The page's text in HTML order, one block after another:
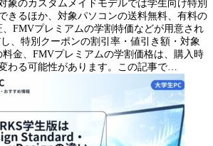
象のカスタムメイドモデルでは学生向け特別
きるほか、対象パソコンの送料無料、有料の
、FMVプレミアムの学割特価などが用意され
、特別クーポンの割引率・値引き額・対象
料金、FMVプレミアムの学割価格は、購入時
わる可能性があります。この記事で…